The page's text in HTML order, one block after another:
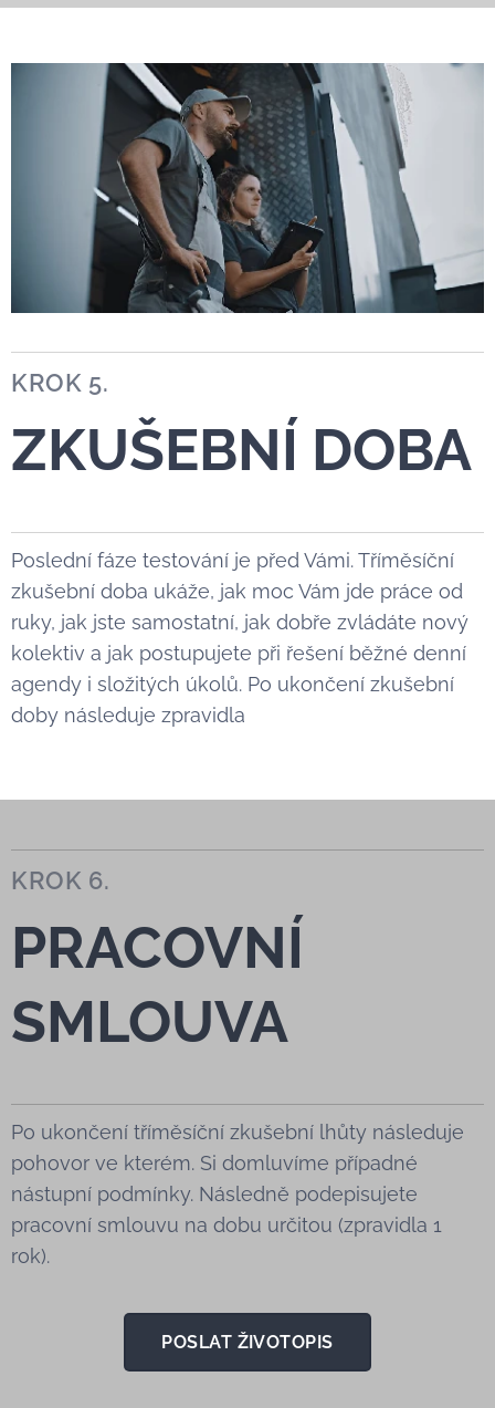
KROK 5.
ZKUŠEBNÍ DOBA
Poslední fáze testování je před Vámi. Tříměsíční
zkušební doba ukáže, jak moc Vám jde práce od
ruky, jak jste samostatní, jak dobře zvládáte nový
kolektiv a jak postupujete při řešení běžné denní
agendy i složitých úkolů. Po ukončení zkušební
doby následuje zpravidla
KROK 6.
PRACOVNÍ
SMLOUVA
Po ukončení tříměsíční zkušební lhůty následuje
pohovor ve kterém. Si domluvíme případné
nástupní podmínky. Následně podepisujete
pracovní smlouvu na dobu určitou (zpravidla 1
rok).
POSLAT ŽIVOTOPIS